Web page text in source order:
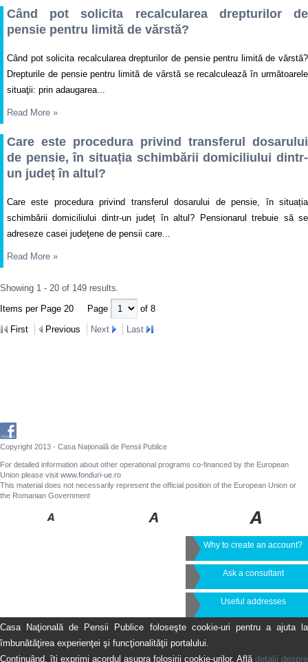
Când pot solicita recalcularea drepturilor de
pensie pentru limită de vărstă?
Când pot solicita recalcularea drepturilor de pensie pentru limită de vărstă?
Drepturile de pensie pentru limită de vârstă se recalculează în următoarele
situaţii: prin adaugarea...
Read More »
Care este procedura privind transferul dosarului
de pensie, în situația schimbării domiciliului dintr-
un județ în altul?
Care este procedura privind transferul dosarului de pensie, în situația
schimbării domiciliului dintr-un județ în altul? Pensionarul trebuie să se
adreseze casei judeţene de pensii care...
Read More »
Showing 1 - 20 of 149 results.
Items per Page 20
Page
of 8
First
Previous Next Last
Copyright 2013 - Casa Națională de Pensii Publice
For detailed information about other operational programs co-financed by the European
Union please visit www.fonduri-ue.ro
This material does not necessarily represent the official position of the European Union or
the Romanian Government
Why to create an account?
Ask a consultant
Useful addresses
Casa Naţională de Pensii Publice foloseşte cookie-uri pentru a ajuta la
îmbunătăţirea experienţei şi funcţionalităţii portalului.
Continuând, îţi exprimi acordul asupra folosirii cookie-urilor. Află detalii despre